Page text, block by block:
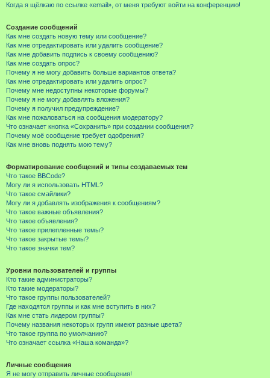
Когда я щёлкаю по ссылке «email», от меня требуют войти на конференцию!
Создание сообщений
Как мне создать новую тему или сообщение?
Как мне отредактировать или удалить сообщение?
Как мне добавить подпись к своему сообщению?
Как мне создать опрос?
Почему я не могу добавить больше вариантов ответа?
Как мне отредактировать или удалить опрос?
Почему мне недоступны некоторые форумы?
Почему я не могу добавлять вложения?
Почему я получил предупреждение?
Как мне пожаловаться на сообщения модератору?
Что означает кнопка «Сохранить» при создании сообщения?
Почему моё сообщение требует одобрения?
Как мне вновь поднять мою тему?
Форматирование сообщений и типы создаваемых тем
Что такое BBCode?
Могу ли я использовать HTML?
Что такое смайлики?
Могу ли я добавлять изображения к сообщениям?
Что такое важные объявления?
Что такое объявления?
Что такое прилепленные темы?
Что такое закрытые темы?
Что такое значки тем?
Уровни пользователей и группы
Кто такие администраторы?
Кто такие модераторы?
Что такое группы пользователей?
Где находятся группы и как мне вступить в них?
Как мне стать лидером группы?
Почему названия некоторых групп имеют разные цвета?
Что такое группа по умолчанию?
Что означает ссылка «Наша команда»?
Личные сообщения
Я не могу отправить личные сообщения!